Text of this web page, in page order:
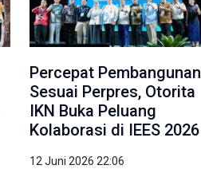
Percepat Pembangunan
Sesuai Perpres, Otorita
IKN Buka Peluang
Kolaborasi di IEES 2026
12 Juni 2026 22:06